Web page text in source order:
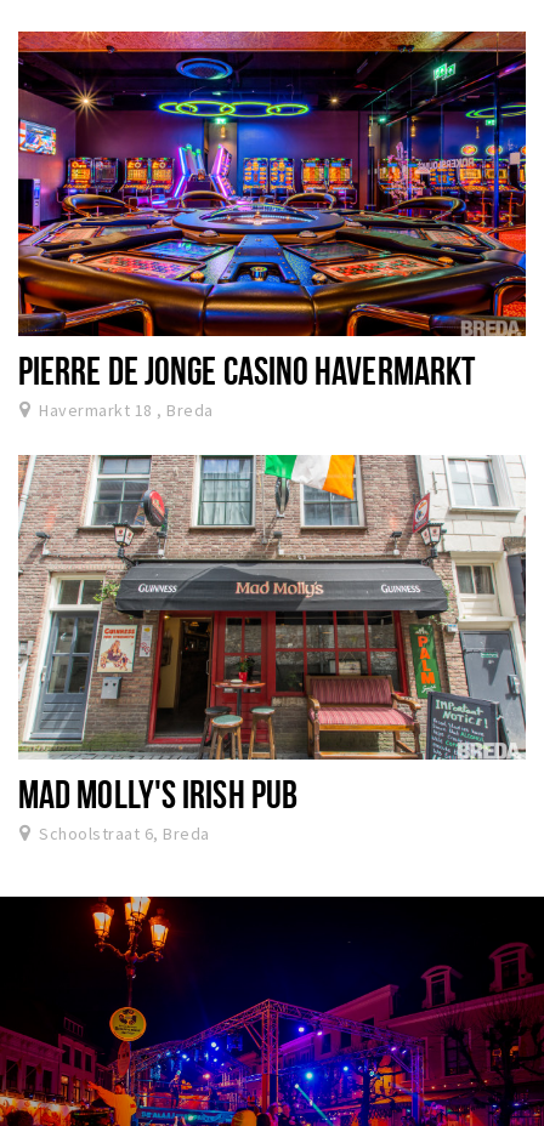
PIERRE DE JONGE CASINO HAVERMARKT
Havermarkt 18 , Breda
MAD MOLLY'S IRISH PUB
Schoolstraat 6, Breda